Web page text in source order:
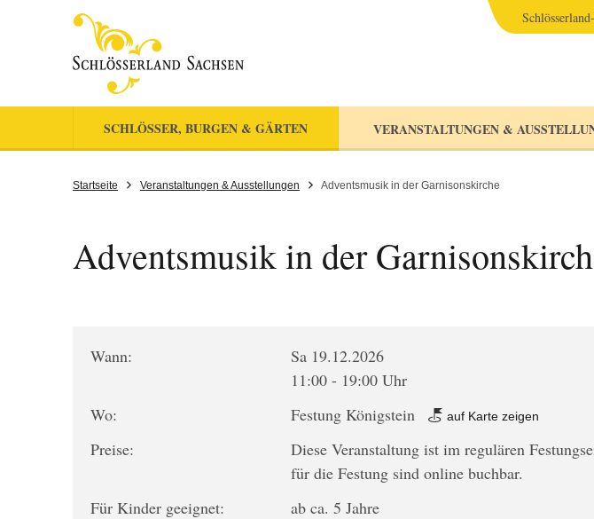
SCHLÖSSER, BURGEN & GÄRTEN VERANSTALTUNGEN &
Startseite Veranstaltungen & Ausstellungen Adventsmusik in der Garnisonskirche
Adventsmusik in der
Wann:
Sa 19.12.2026
11:00 - 19:00 Uhr
Wo:
Festung Königstein auf Karte zeigen
Preise:
Diese Veranstaltung ist im regulären
für die Festung sind online buchbar.
Für Kinder geeignet:
ab ca. 5 Jahre